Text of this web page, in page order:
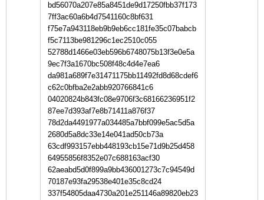
bd56070a207e85a8451de9d17250fbb37f173
7ff3ac60a6b4d7541160c8bf631
f75e7a943118eb9b9eb6cc181fe35c07babcb
f5c7113be981296c1ec2510c055
52788d1466e03eb596b6748075b13f3e0e5a
9ec7f3a1670bc508f48c4d4e7ea6
da981a689f7e31471175bb11492fd8d68cdef6
c62c0bfba2e2abb920766841c6
04020824b843fc08e9706f3c68166236951f2
87ee7d393af7e8b71411a876f37
78d2da4491977a034485a7bbf099e5ac5d5a
2680d5a8dc33e14e041ad50cb73a
63cdf993157ebb448193cb15e71d9b25d458
64955856f8352e07c688163acf30
62aeabd5d0f899a9bb436001273c7c94549d
70187e93fa29538e401e35c8cd24
337f54805daa4730a201e251146a89820eb23